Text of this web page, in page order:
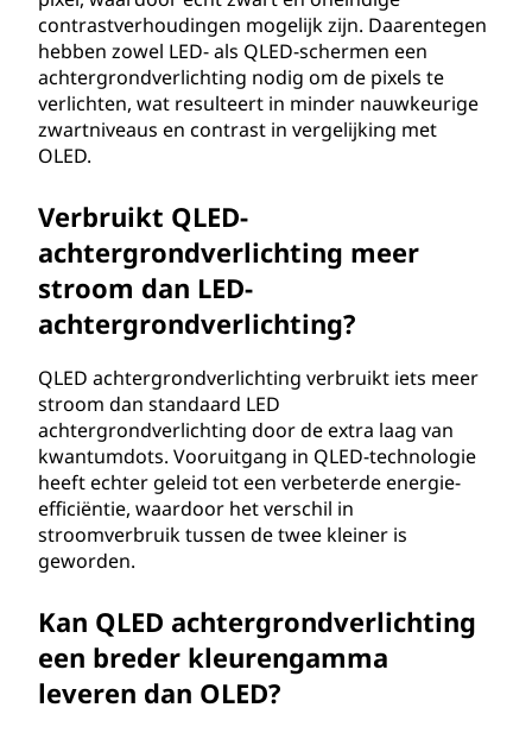
contrastverhoudingen mogelijk zijn. Daarentegen
hebben zowel LED- als QLED-schermen een
achtergrondverlichting nodig om de pixels te
verlichten, wat resulteert in minder nauwkeurige
zwartniveaus en contrast in vergelijking met
OLED.
Verbruikt QLED-
achtergrondverlichting meer
stroom dan LED-
achtergrondverlichting?
QLED achtergrondverlichting verbruikt iets meer
stroom dan standaard LED
achtergrondverlichting door de extra laag van
kwantumdots. Vooruitgang in QLED-technologie
heeft echter geleid tot een verbeterde energie-
efficiëntie, waardoor het verschil in
stroomverbruik tussen de twee kleiner is
geworden.
Kan QLED achtergrondverlichting
een breder kleurengamma
leveren dan OLED?